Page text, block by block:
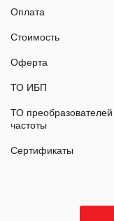
Оплата
Стоимость
Оферта
ТО ИБП
ТО преобразователей
частоты
Сертификаты